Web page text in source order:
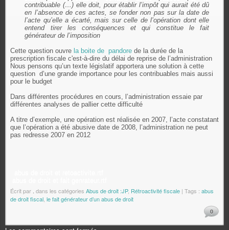
contribuable (…) elle doit, pour établir l’impôt qui aurait été dû
en l’absence de ces actes, se fonder non pas sur la date de
l’acte qu’elle a écarté, mais sur celle de l’opération dont elle
entend tirer les conséquences et qui constitue le fait
générateur de l’imposition
Cette question ouvre la boite de pandore de la durée de la
prescription fiscale c'est-à-dire du délai de reprise de l’administration
Nous pensons qu’un texte législatif apportera une solution à cette
question d’une grande importance pour les contribuables mais aussi
pour le budget
Dans différentes procédures en cours, l’administration essaie par
différentes analyses de pallier cette difficulté
A titre d’exemple, une opération est réalisée en 2007, l’acte constatant
que l’opération a été abusive date de 2008, l’administration ne peut
pas redresse 2007 en 2012
Écrit par dans les catégories Abus de droit :JP, Rétroactivité fiscale | Tags : abus
de droit fiscal le fait générateur d’un abus de droit
0